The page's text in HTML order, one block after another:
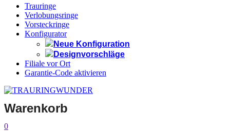
Trauringe
Verlobungsringe
Vorsteckringe
Konfigurator
Neue Konfiguration
Designvorschläge
Filiale vor Ort
Garantie-Code aktivieren
Warenkorb
0